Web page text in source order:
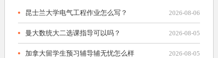
昆士兰大学电气工程作业怎么写？ 2026-08-06
曼大数统大二选课指导可以吗？ 2026-08-05
加拿大留学生预习辅导辅无忧怎么样 2026-08-05